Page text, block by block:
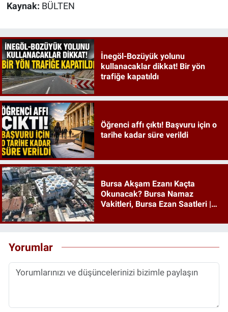
Kaynak: BÜLTEN
İnegöl-Bozüyük yolunu
kullanacaklar dikkat! Bir yön
trafiğe kapatıldı
Öğrenci affı çıktı! Başvuru için o
tarihe kadar süre verildi
Bursa Akşam Ezanı Kaçta
Okunacak? Bursa Namaz
Vakitleri, Bursa Ezan Saatleri |
Yorumlar